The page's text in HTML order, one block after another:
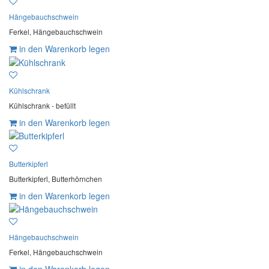
Hängebauchschwein
Ferkel, Hängebauchschwein
in den Warenkorb legen
Kühlschrank
Kühlschrank - befüllt
in den Warenkorb legen
Butterkipferl
Butterkipferl, Butterhörnchen
in den Warenkorb legen
Hängebauchschwein
Ferkel, Hängebauchschwein